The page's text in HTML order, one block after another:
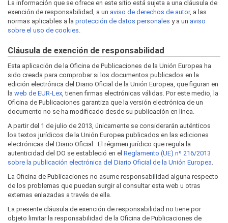
La información que se ofrece en este sitio está sujeta a una cláusula de
exención de responsabilidad, a un aviso de derechos de autor, a las
normas aplicables a la protección de datos personales y a un aviso
sobre el uso de cookies.
Cláusula de exención de responsabilidad
Esta aplicación de la Oficina de Publicaciones de la Unión Europea ha
sido creada para comprobar si los documentos publicados en la
edición electrónica del Diario Oficial de la Unión Europea, que figuran en
la web de EUR-Lex, tienen firmas electrónicas válidas. Por este medio, la
Oficina de Publicaciones garantiza que la versión electrónica de un
documento no se ha modificado desde su publicación en línea.
A partir del 1 de julio de 2013, únicamente se considerarán auténticos
los textos jurídicos de la Unión Europea publicados en las ediciones
electrónicas del Diario Oficial. El régimen jurídico que regula la
autenticidad del DO se estableció en el Reglamento (UE) nº 216/2013
sobre la publicación electrónica del Diario Oficial de la Unión Europea.
La Oficina de Publicaciones no asume responsabilidad alguna respecto
de los problemas que puedan surgir al consultar esta web u otras
externas enlazadas a través de ella.
La presente cláusula de exención de responsabilidad no tiene por
objeto limitar la responsabilidad de la Oficina de Publicaciones de